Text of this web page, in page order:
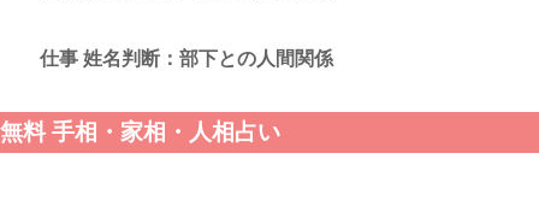
仕事 姓名判断：部下との人間関係
無料 手相・家相・人相占い